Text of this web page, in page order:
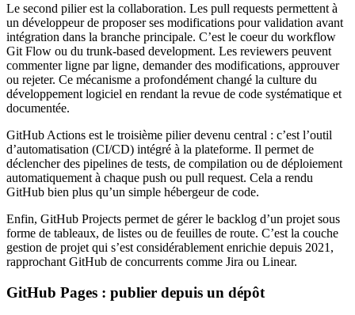
Le second pilier est la collaboration. Les pull requests permettent à
un développeur de proposer ses modifications pour validation avant
intégration dans la branche principale. C’est le coeur du workflow
Git Flow ou du trunk-based development. Les reviewers peuvent
commenter ligne par ligne, demander des modifications, approuver
ou rejeter. Ce mécanisme a profondément changé la culture du
développement logiciel en rendant la revue de code systématique et
documentée.
GitHub Actions est le troisième pilier devenu central : c’est l’outil
d’automatisation (CI/CD) intégré à la plateforme. Il permet de
déclencher des pipelines de tests, de compilation ou de déploiement
automatiquement à chaque push ou pull request. Cela a rendu
GitHub bien plus qu’un simple hébergeur de code.
Enfin, GitHub Projects permet de gérer le backlog d’un projet sous
forme de tableaux, de listes ou de feuilles de route. C’est la couche
gestion de projet qui s’est considérablement enrichie depuis 2021,
rapprochant GitHub de concurrents comme Jira ou Linear.
GitHub Pages : publier depuis un dépôt